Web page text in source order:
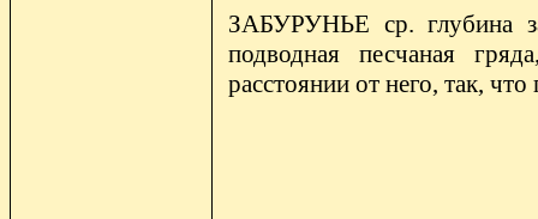
ЗАБУРУНЬЕ ср. глубина
подводная песчаная
расстоянии от него, так,